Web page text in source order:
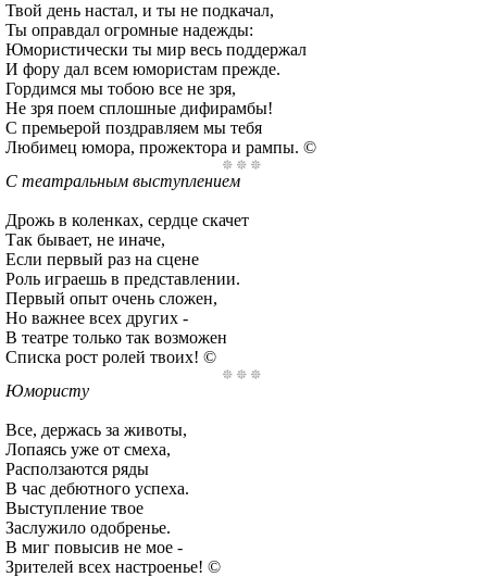
Твой день настал, и ты не подкачал,
Ты оправдал огромные надежды:
Юмористически ты мир весь поддержал
И фору дал всем юмористам прежде.
Гордимся мы тобою все не зря,
Не зря поем сплошные дифирамбы!
С премьерой поздравляем мы тебя
Любимец юмора, прожектора и рампы. ©
С театральным выступлением
Дрожь в коленках, сердце скачет
Так бывает, не иначе,
Если первый раз на сцене
Роль играешь в представлении.
Первый опыт очень сложен,
Но важнее всех других -
В театре только так возможен
Списка рост ролей твоих! ©
Юмористу
Все, держась за животы,
Лопаясь уже от смеха,
Расползаются ряды
В час дебютного успеха.
Выступление твое
Заслужило одобренье.
В миг повысив не мое -
Зрителей всех настроенье! ©